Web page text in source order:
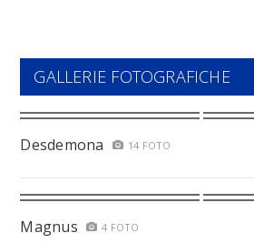
GALLERIE FOTOGRAFICHE
Desdemona 14 FOTO
Magnus 4 FOTO